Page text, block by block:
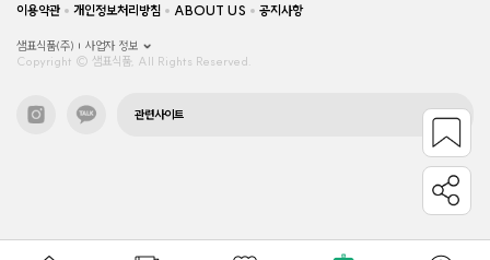
이용약관 개인정보처리방침 ABOUT US 공지사항
샘표식품(주)
사업자 정보
Copyright © 샘표식품, All Rights Reserved.
관련사이트